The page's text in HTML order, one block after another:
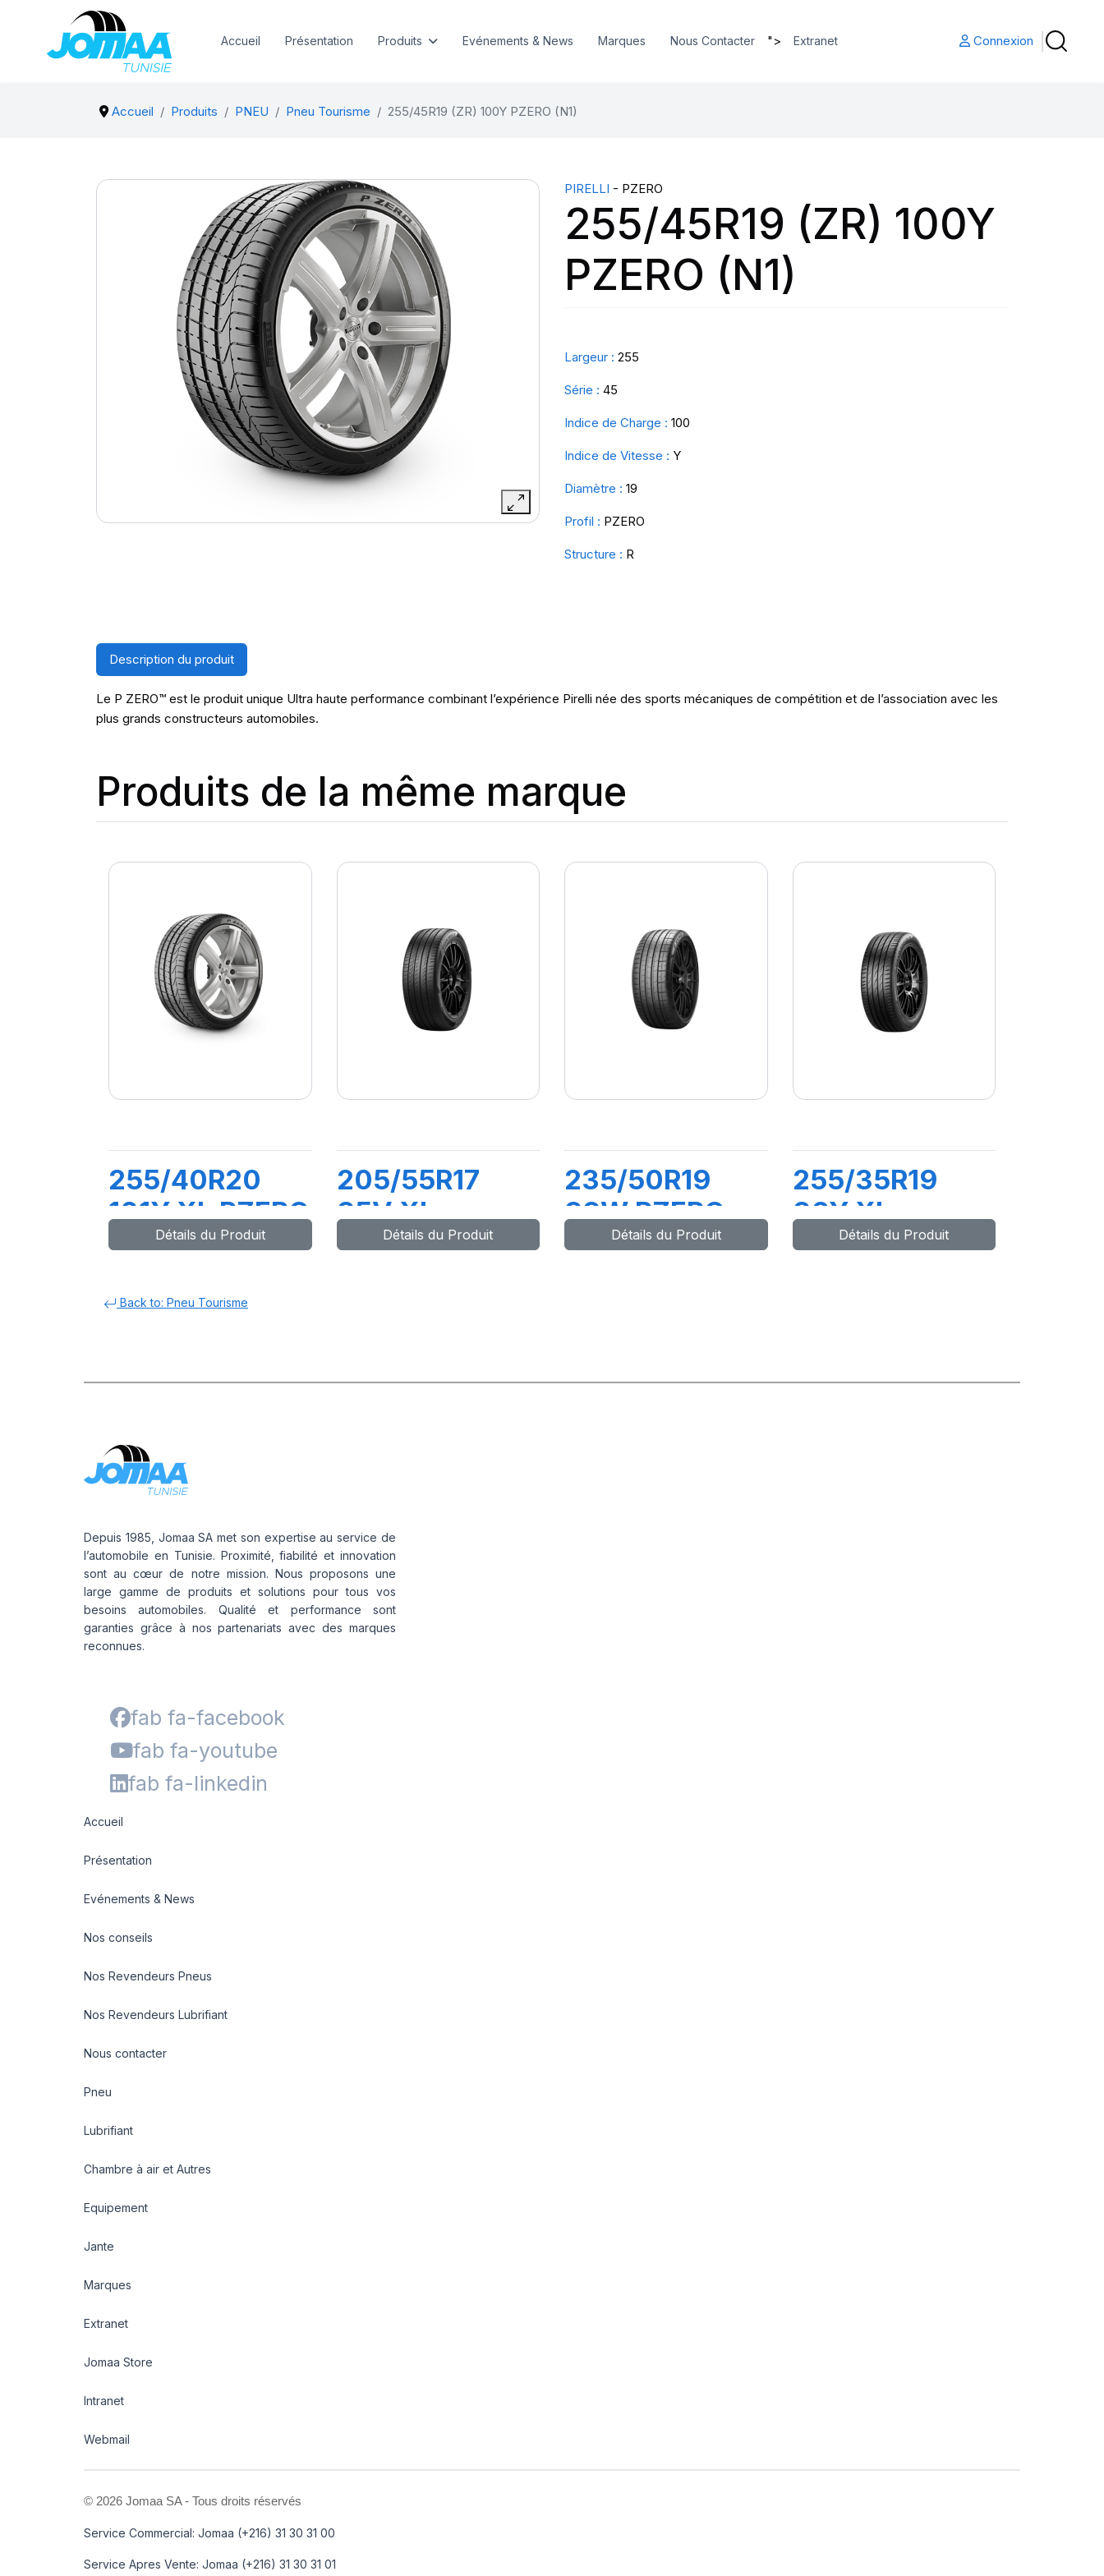
Accueil Présentation Produits Evénements & News Marques Nous Contacter "> Extranet Connexion
Accueil Produits PNEU Pneu Tourisme 255/45R19 (ZR) 100Y PZERO (N1)
PIRELLI - PZERO
255/45R19 (ZR) 100Y
PZERO (N1)
Largeur : 255
Série : 45
Indice de Charge : 100
Indice de Vitesse : Y
Diamètre : 19
Profil : PZERO
Structure : R
Description du produit
Le P ZERO™ est le produit unique Ultra haute performance combinant l’expérience Pirelli née des sports mécaniques de compétition et de l’association avec les
plus grands constructeurs automobiles.
Produits de la même marque
255/40R20
101Y XL PZERO
(AO)Détails du Produit
205/55R17
95V XL
POWERGY
Détails du Produit
235/50R19
99W PZERO
PZ4 (MO)
Détails du Produit
255/35R19
96Y XL
POWERGY 2
Détails du Produit
Back to: Pneu Tourisme
Depuis 1985, Jomaa SA met son expertise au service de
l’automobile en Tunisie. Proximité, fiabilité et innovation
sont au cœur de notre mission. Nous proposons une
large gamme de produits et solutions pour tous vos
besoins automobiles. Qualité et performance sont
garanties grâce à nos partenariats avec des marques
reconnues.
fab fa-facebook
fab fa-youtube
fab fa-linkedin
Accueil
Présentation
Evénements & News
Nos conseils
Nos Revendeurs Pneus
Nos Revendeurs Lubrifiant
Nous contacter
Pneu
Lubrifiant
Chambre à air et Autres
Equipement
Jante
Marques
Extranet
Jomaa Store
Intranet
Webmail
© 2026 Jomaa SA - Tous droits réservés
Service Commercial: Jomaa (+216) 31 30 31 00
Service Apres Vente: Jomaa (+216) 31 30 31 01